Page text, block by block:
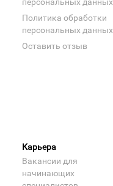
Политика обработки
персональных данных
Оставить отзыв
Карьера
Вакансии для
начинающих